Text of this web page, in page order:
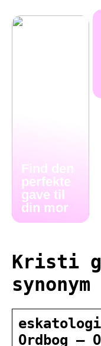
Find den
perfekte
gave til
din mor
Kristi
synonym
eskatologi
Ordbog –